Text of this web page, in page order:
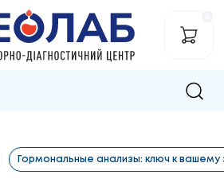
Гормональные анализы: ключ к